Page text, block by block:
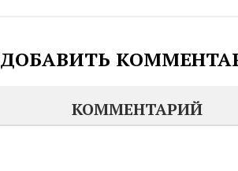
ДОБАВИТЬ
КОММЕНТАРИЙ